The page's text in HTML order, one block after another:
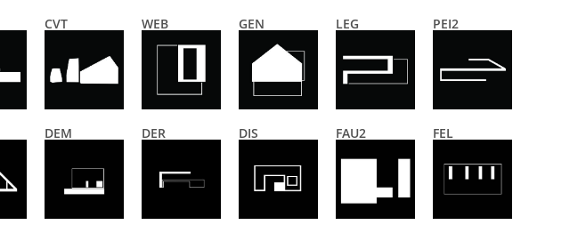
CVT WEB GEN LEG PEI2
DEM DER DIS FAU2 FEL